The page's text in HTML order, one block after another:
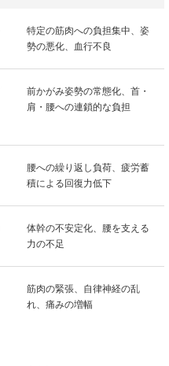
特定の筋肉への負担集中、姿
勢の悪化、血行不良
前かがみ姿勢の常態化、首・
肩・腰への連鎖的な負担
腰への繰り返し負荷、疲労蓄
積による回復力低下
体幹の不安定化、腰を支える
力の不足
筋肉の緊張、自律神経の乱
れ、痛みの増幅